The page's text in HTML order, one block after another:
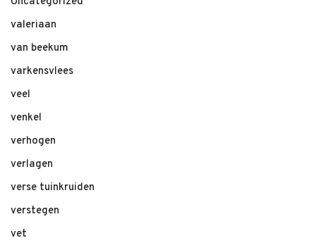
valeriaan
van beekum
varkensvlees
veel
venkel
verhogen
verlagen
verse tuinkruiden
verstegen
vet